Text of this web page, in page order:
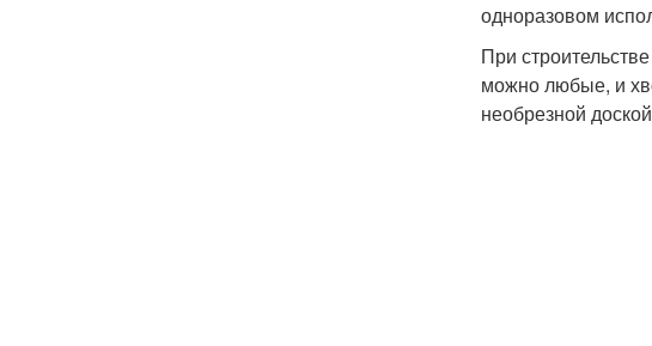
одноразовом
При
можно любые, и
необрезной